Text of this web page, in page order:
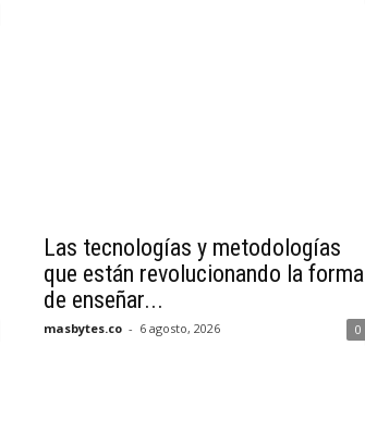
Las tecnologías y metodologías
que están revolucionando la forma
de enseñar...
masbytes.co - 6 agosto, 2026 0